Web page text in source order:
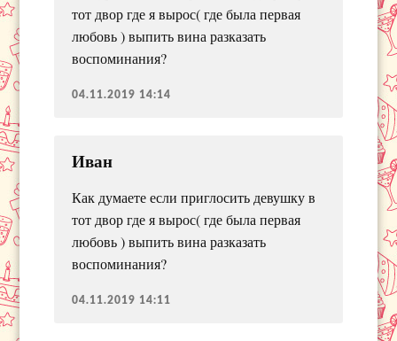
тот двор где я вырос( где была первая
любовь ) выпить вина разказать
воспоминания?
04.11.2019 14:14
Иван
Как думаете если приглосить девушку в
тот двор где я вырос( где была первая
любовь ) выпить вина разказать
воспоминания?
04.11.2019 14:11